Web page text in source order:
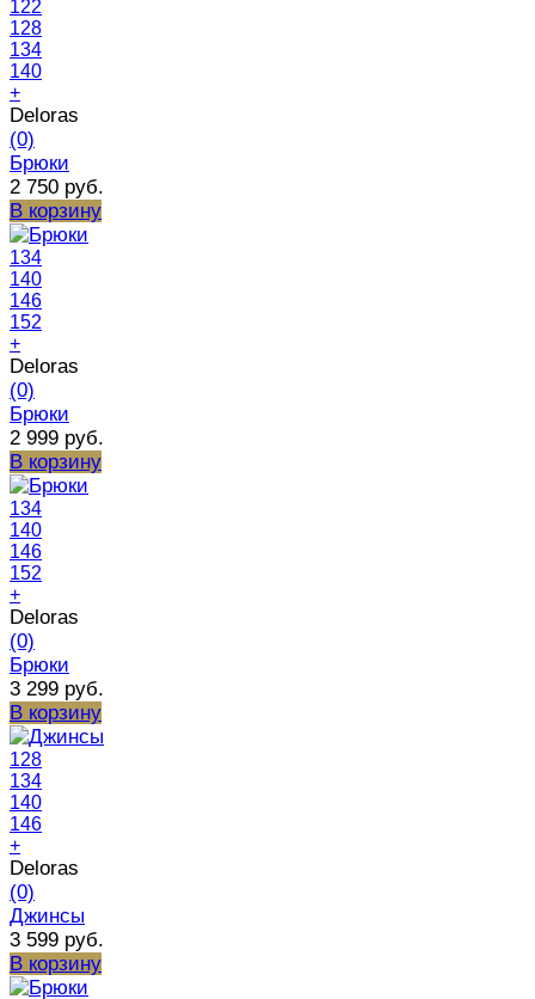
122
128
134
140
+
Deloras
(0)
Брюки
2 750 руб.
В корзину
134
140
146
152
+
Deloras
(0)
Брюки
2 999 руб.
В корзину
134
140
146
152
+
Deloras
(0)
Брюки
3 299 руб.
В корзину
128
134
140
146
+
Deloras
(0)
Джинсы
3 599 руб.
В корзину